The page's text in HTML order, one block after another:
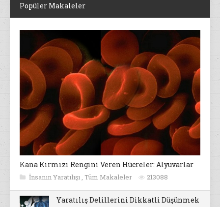
Popüler Makaleler
Kana Kırmızı Rengini Veren Hücreler: Alyuvarlar
İnsanın Yaratılışı , Tüm Makaleler 213088
Yaratılış Delillerini Dikkatli Düşünmek